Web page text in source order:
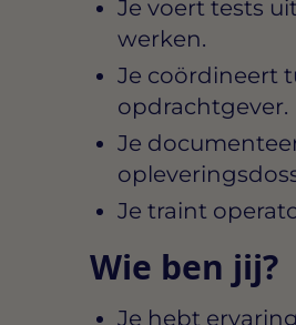
Je voert tests
werken.
Je coördineert
opdrachtgever.
Je
Je traint
Wie ben jij?
Je hebt